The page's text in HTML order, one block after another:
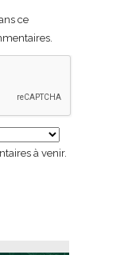
ce
à venir.